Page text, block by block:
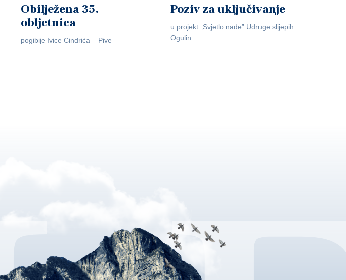
Obilježena 35.
obljetnica
pogibije Ivice Cindrića – Pive
Poziv za uključivanje
u projekt „Svjetlo nade” Udruge slijepih
Ogulin